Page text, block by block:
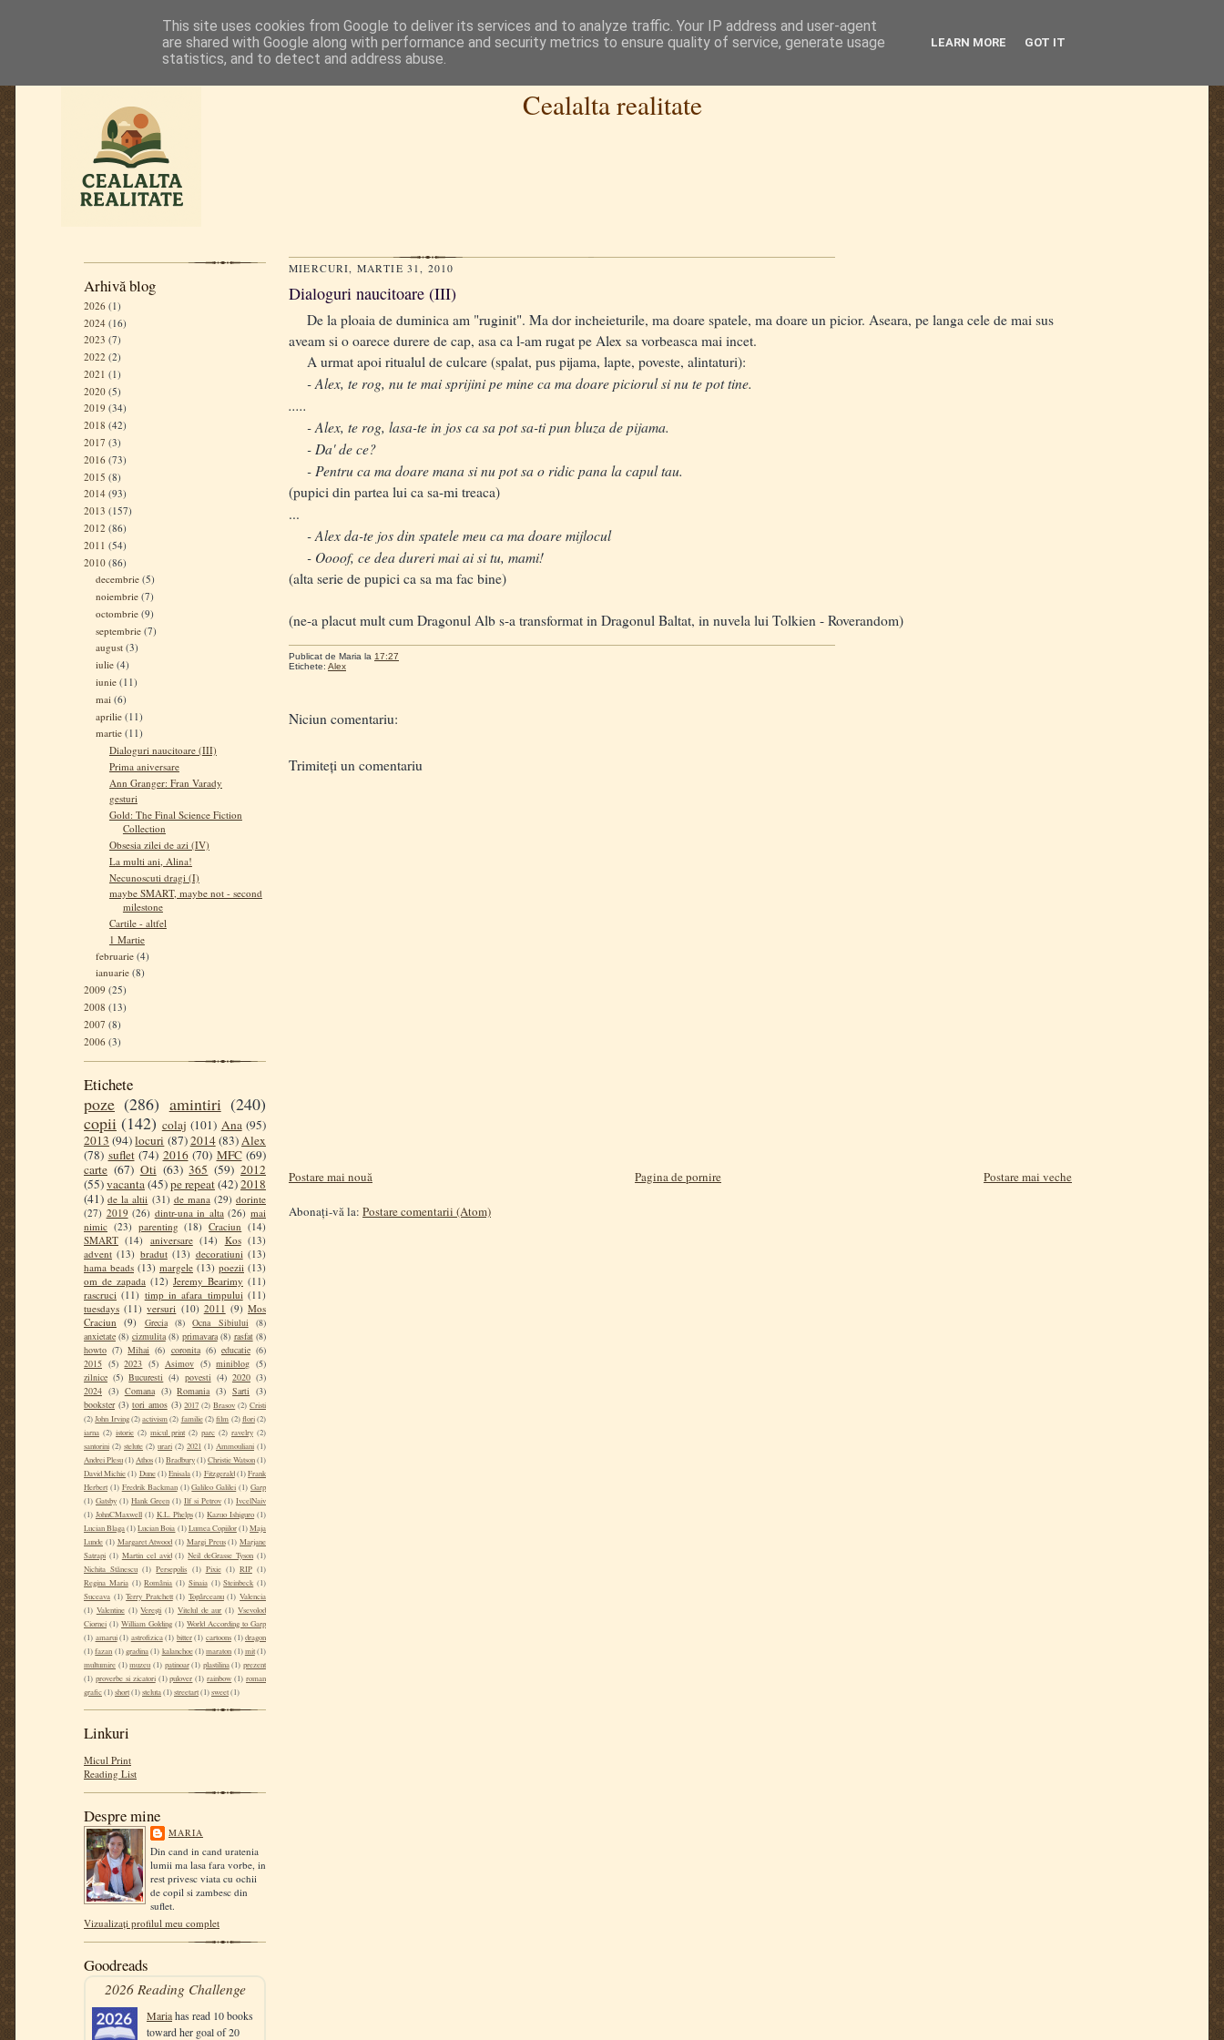
Cealalta realitate
Arhivă blog
2026 (1)
2024 (16)
2023 (7)
2022 (2)
2021 (1)
2020 (5)
2019 (34)
2018 (42)
2017 (3)
2016 (73)
2015 (8)
2014 (93)
2013 (157)
2012 (86)
2011 (54)
2010 (86)
decembrie (5)
noiembrie (7)
octombrie (9)
septembrie (7)
august (3)
iulie (4)
iunie (11)
mai (6)
aprilie (11)
martie (11)
Dialoguri naucitoare (III)
Prima aniversare
Ann Granger: Fran Varady
gesturi
Gold: The Final Science Fiction
Collection
Obsesia zilei de azi (IV)
La multi ani, Alina!
Necunoscuti dragi (I)
maybe SMART, maybe not - second
milestone
Cartile - altfel
1 Martie
februarie (4)
ianuarie (8)
2009 (25)
2008 (13)
2007 (8)
2006 (3)
Etichete
poze (286) amintiri (240)
copii (142) colaj (101) Ana (95)
2013 (94)locuri (87)2014(83) Alex
(78) suflet (74) 2016 (70) MFC (69)
carte (67) Oti (63) 365 (59) 2012
(55)vacanta (45)pe repeat(42)2018
(41) de la altii (31) de mana (29) dorinte
(27) 2019 (26) dintr-una in alta (26) mai
nimic (23) parenting (18) Craciun (14)
SMART (14) aniversare (14) Kos (13)
advent (13) bradut (13) decoratiuni (13)
hama beads (13) margele (13) poezii (13)
om de zapada (12) Jeremy Bearimy (11)
rascruci (11) timp in afara timpului (11)
tuesdays (11) versuri (10) 2011 (9) Mos
Craciun
(9) Grecia (8) Ocna Sibiului
(8)
anxietate (8) cizmulita (8) primavara (8) rasfat (8)
howto (7) Mihai (6) coronita (6) educatie (6)
2015 (5) 2023 (5) Asimov (5) miniblog (5)
zilnice (5) Bucuresti (4) povesti (4) 2020 (3)
2024 (3) Comana (3) Romania (3) Sarti (3)
bookster (3) tori amos (3) 2017 (2) Brasov (2) Cristi
(2)John Irving (2)activism (2) familie(2)film (2) flori(2)
iarna (2) istorie (2) micul print (2) parc (2) ravelry (2)
santorini (2) stelute (2) urari (2) 2021 (1) Ammouliani (1)
Andrei Plesu(1)Athos(1)Bradbury(1)Christie Watson(1)
David Michie (1) Dune(1)Enisala (1) Fitzgerald(1)Frank
Herbert (1) Fredrik Backman (1) Galileo Galilei (1) Garp
(1) Gatsby (1) Hank Green (1) Ilf si Petrov (1) IvcelNaiv
(1) JohnCMaxwell (1) K.L. Phelps (1) Kazuo Ishiguro (1)
Lucian Blaga(1)Lucian Boia (1)Lumea Copiilor(1)Maja
Lunde (1) Margaret Atwood (1) Margi Preus (1) Marjane
Satrapi (1) Martin cel avid (1) Neil deGrasse Tyson (1)
Nichita Stănescu (1) Persepolis (1) Pixie (1) RIP (1)
Regina Maria (1) România (1) Sinaia (1) Steinbeck (1)
Suceava (1) Terry Pratchett (1) Topârceanu (1) Valencia
(1) Valentine (1) Verești (1) Vitelul de aur (1) Vsevolod
Ciornei (1) William Golding (1) World According to Garp
(1) amarui (1) astrofizica (1) bitter (1) cartoons (1) dragon
(1)fazan (1)gradina(1) kalanchoe (1)maraton (1) mit(1)
multumire (1) muzeu (1) patinoar (1) plastilina (1) prezent
(1) proverbe si zicatori (1) pulover (1) rainbow (1) roman
grafic(1)short(1)steluta(1)streetart(1)sweet(1)
Linkuri
Micul Print
Reading List
Despre mine
MARIA
Din cand in cand uratenia
lumii ma lasa fara vorbe, in
rest privesc viata cu ochii
de copil si zambesc din
suflet.
Vizualizați profilul meu complet
Goodreads
2026 Reading Challenge
Mariahas read 10 books
toward her goal of 20
MIERCURI, MARTIE 31, 2010
Dialoguri naucitoare (III)
De la ploaia de duminica am "ruginit". Ma dor incheieturile, ma doare spatele, ma doare un picior. Aseara, pe langa cele de mai sus
aveam si o oarece durere de cap, asa ca l-am rugat pe Alex sa vorbeasca mai incet.
A urmat apoi ritualul de culcare (spalat, pus pijama, lapte, poveste, alintaturi):
- Alex, te rog, nu te mai sprijini pe mine ca ma doare piciorul si nu te pot tine.
.....
- Alex, te rog, lasa-te in jos ca sa pot sa-ti pun bluza de pijama.
- Da' de ce?
- Pentru ca ma doare mana si nu pot sa o ridic pana la capul tau.
(pupici din partea lui ca sa-mi treaca)
...
- Alex da-te jos din spatele meu ca ma doare mijlocul
- Oooof, ce dea dureri mai ai si tu, mami!
(alta serie de pupici ca sa ma fac bine)
(ne-a placut mult cum Dragonul Alb s-a transformat in Dragonul Baltat, in nuvela lui Tolkien - Roverandom)
Publicat de Maria la 17:27
Etichete: Alex
Niciun comentariu:
Trimiteți un comentariu
Postare mai nouă Postare mai veche
Pagina de pornire
Abonați-vă la: Postare comentarii (Atom)
This site uses cookies from Google to deliver its services and to analyze traffic. Your IP address and user-agent
are shared with Google along with performance and security metrics to ensure quality of service, generate usage
statistics, and to detect and address abuse.
LEARN MORE GOT IT